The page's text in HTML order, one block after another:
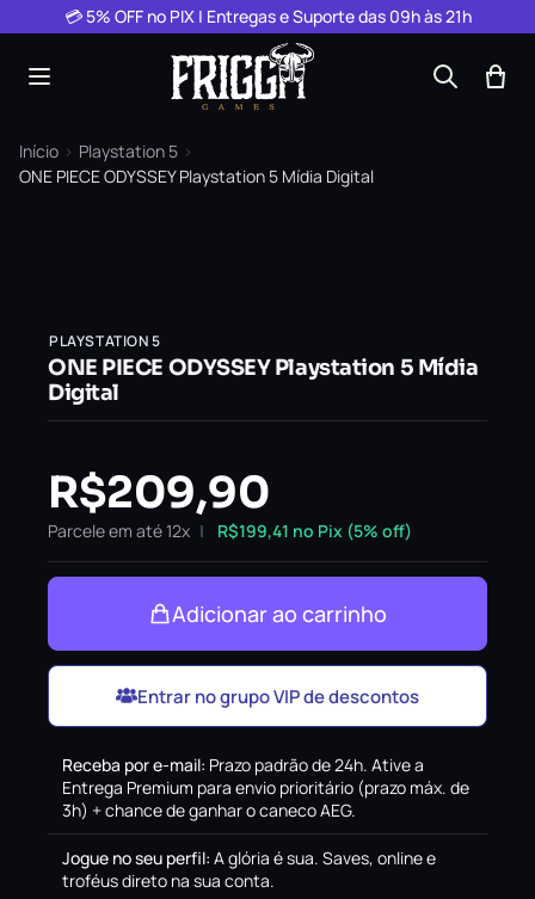
Pular para o conteúdo
💳 5% OFF no PIX | Entregas e Suporte das 09h às 21h
Início › Playstation 5 ›
ONE PIECE ODYSSEY Playstation 5 Mídia Digital
PLAYSTATION 5
ONE PIECE ODYSSEY Playstation 5 Mídia
Digital
R$209,90
Parcele em até 12x R$199,41 no Pix (5% off)
Adicionar ao carrinho
Entrar no grupo VIP de descontos
Receba por e-mail: Prazo padrão de 24h. Ative a
Entrega Premium para envio prioritário (prazo máx. de
3h) + chance de ganhar o caneco AEG.
Jogue no seu perfil: A glória é sua. Saves, online e
troféus direto na sua conta.